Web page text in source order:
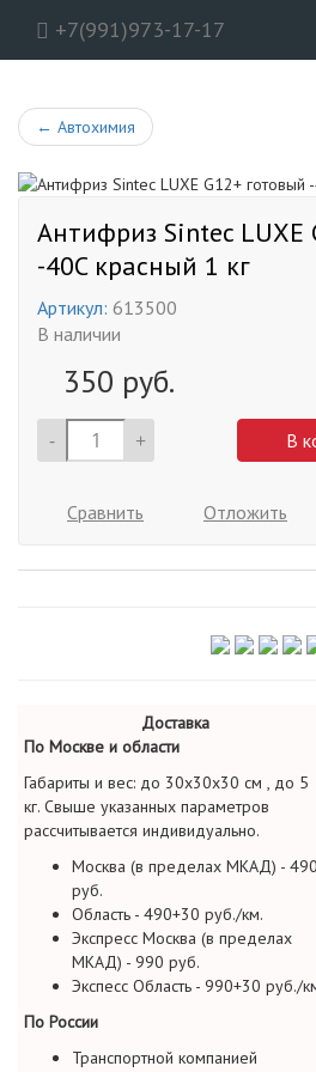
+7(991)973-17-17
← Автохимия
Антифриз Sintec LUXE
-40C красный 1 кг
Артикул: 613500
В наличии
350 руб.
- + В
Сравнить Отложить
Доставка
По Москве и области
Габариты и вес: до 30х30х30 см , до 5
кг. Свыше указанных параметров
рассчитывается индивидуально.
Москва (в пределах МКАД) - 490
руб.
Область - 490+30 руб./км.
Экспресс Москва (в пределах
МКАД) - 990 руб.
Экспесс Область - 990+30 руб./
По России
Транспортной компанией